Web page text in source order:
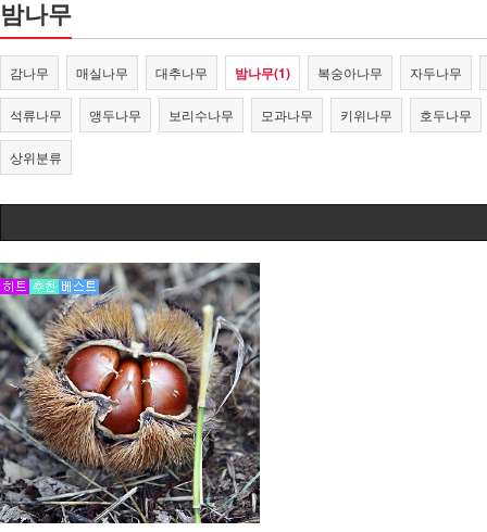
밤나무
감나무 매실나무 대추나무 밤나무(1) 복숭아나무 자두나무
석류나무 앵두나무 보리수나무 모과나무 키위나무 호두나무
상위분류